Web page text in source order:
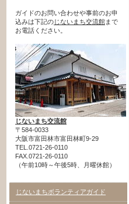
ガイドのお問い合わせや事前のお申
込みは下記のじないまち交流館まで
お電話ください。
じないまち交流館
〒584-0033
大阪市富田林市富田林町9-29
TEL.0721-26-0110
FAX.0721-26-0110
（午前10時～午後5時、月曜休館）
じないまちボランティアガイド